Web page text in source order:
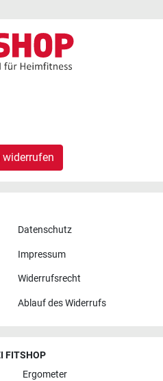
widerrufen
Datenschutz
Impressum
Widerrufsrecht
Ablauf des Widerrufs
FITSHOP
Ergometer